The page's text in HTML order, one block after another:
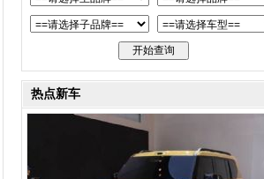
热点新车